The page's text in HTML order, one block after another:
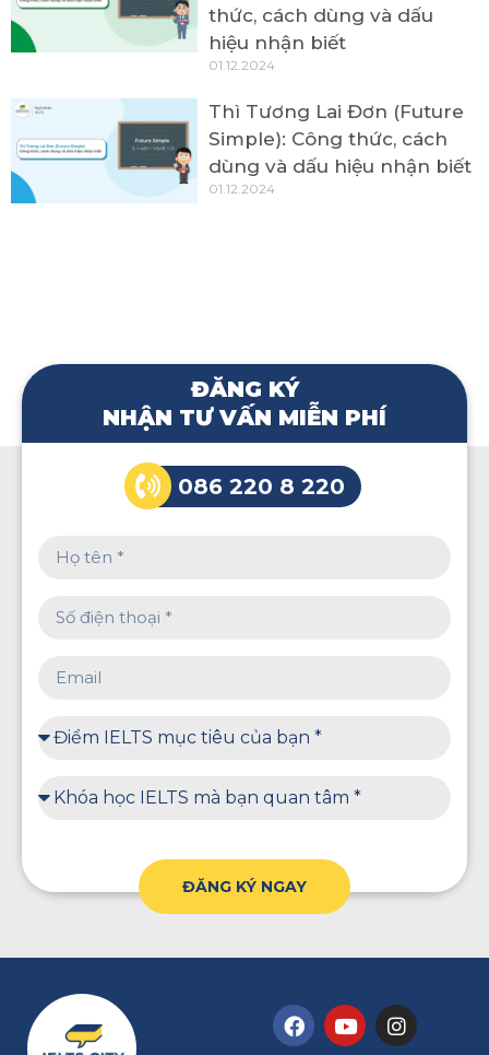
thức, cách dùng và dấu
hiệu nhận biết
01.12.2024
Thì Tương Lai Đơn (Future
Simple): Công thức, cách
dùng và dấu hiệu nhận biết
01.12.2024
ĐĂNG KÝ
NHẬN TƯ VẤN MIỄN PHÍ
086 220 8 220
ĐĂNG KÝ NGAY